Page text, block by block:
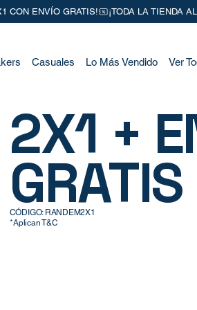
Ver
Lo Más Vendido
Casuales
2X1 +
GRATIS
CÓDIGO: RANDEM2X1
*Aplican T&C